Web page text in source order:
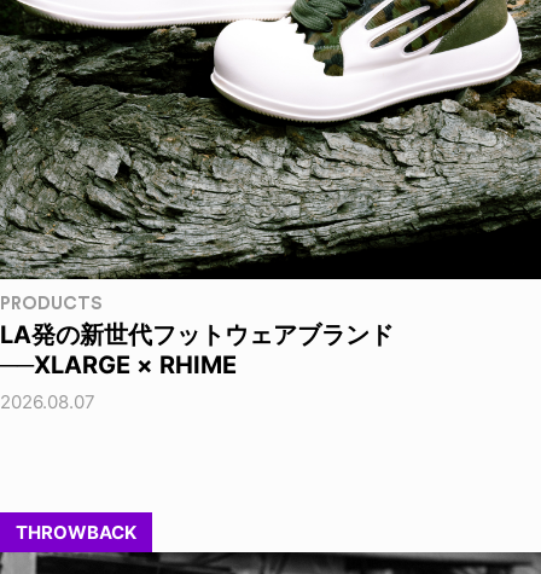
PRODUCTS
LA発の新世代フットウェアブランド
──XLARGE × RHIME
2026.08.07
THROWBACK